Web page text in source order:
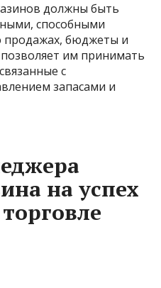
должны быть
способными
продажах, бюджеты и
им принимать
с
запасами и
на успех